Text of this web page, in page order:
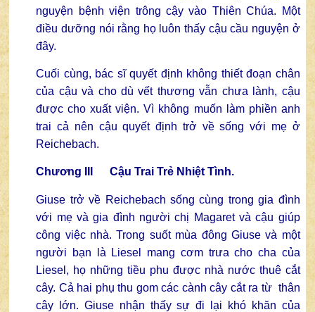
nguyện bệnh viện trông cậy vào Thiên Chúa. Một
điều dưỡng nói rằng họ luôn thấy cậu cầu nguyện ở
đây.
Cuối cùng, bác sĩ quyết định không thiết đoạn chân
của cậu và cho dù vết thương vẫn chưa lành, cậu
được cho xuất viện. Vì không muốn làm phiền anh
trai cả nên cậu quyết định trở về sống với mẹ ở
Reichebach.
Chương III Cậu Trai Trẻ Nhiệt Tình.
Giuse trở về Reichebach sống cùng trong gia đình
với mẹ và gia đình người chị Magaret và cậu giúp
công việc nhà. Trong suốt mùa đông Giuse và một
người bạn là Liesel mang cơm trưa cho cha của
Liesel, họ những tiều phu được nhà nước thuê cắt
cây. Cả hai phụ thu gom các cành cây cắt ra từ thân
cây lớn. Giuse nhận thấy sự đi lại khó khăn của